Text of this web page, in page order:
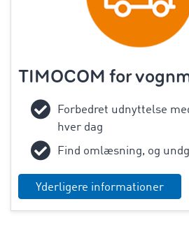
TIMOCOM for
Forbedret udnyttelse
hver dag
Find omlæsning, og
Yderligere informationer